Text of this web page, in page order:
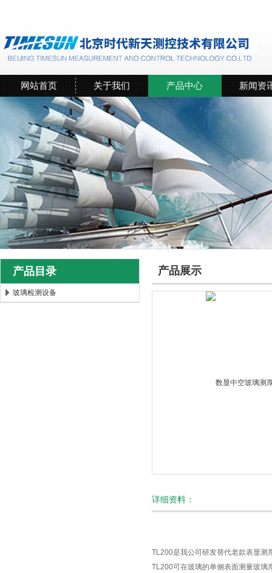
网站首页 关于我们 产品中心 新闻资
产品目录
玻璃检测设备
产品展示
详细资料：
TL200是我公司研发替代老款表显测
TL200可在玻璃的单侧表面测量玻璃